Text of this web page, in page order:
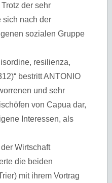
der sehr
sich nach der
sozialen Gruppe
resilienza,
bestritt ANTONIO
und sehr
von Capua dar,
Interessen, als
Wirtschaft
die beiden
mit ihrem Vortrag